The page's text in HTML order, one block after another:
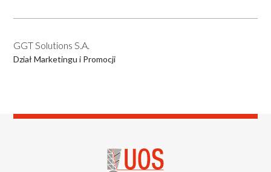
GGT Solutions S.A.
Dział Marketingu i Promocji